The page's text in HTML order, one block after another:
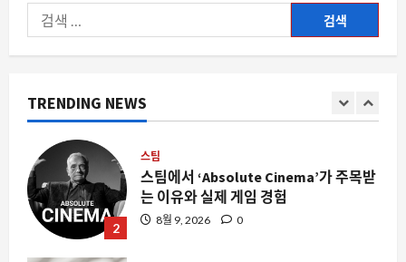
색:
TRENDING NEWS
8월 9, 2026 0
2
스팀에서 ‘Absolute Cinema’가 주목받
8월 9, 2026
요즘뜨는소식
변수를 줄인다는 성공공식 jpg가 자유게